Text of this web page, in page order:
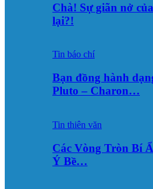
Chà! Sự giãn nở
lại?!
Tin báo chí
Bạn đồng hành
Pluto – Charon…
Tin thiên văn
Các Vòng Tròn Bí
Ý Bề…